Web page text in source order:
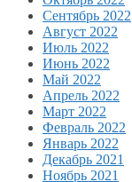
Сентябрь 2022
Август 2022
Июль 2022
Июнь 2022
Май 2022
Апрель 2022
Март 2022
Февраль 2022
Январь 2022
Декабрь 2021
Ноябрь 2021